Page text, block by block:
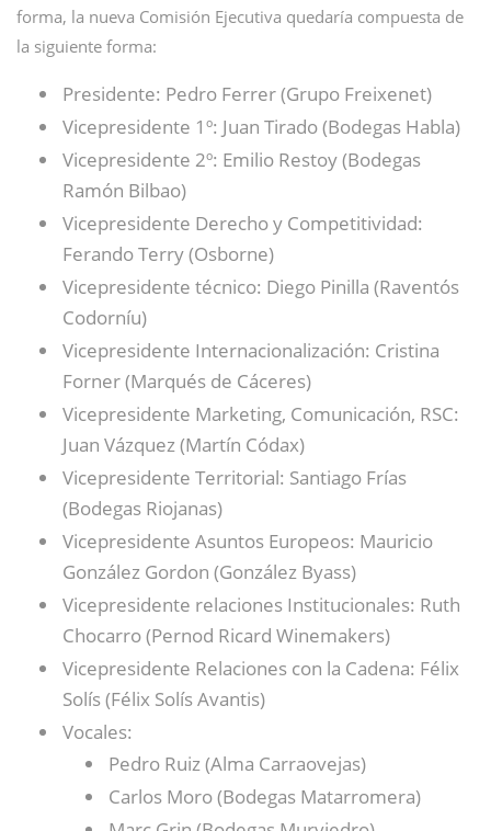
forma, la nueva Comisión Ejecutiva quedaría compuesta de
la siguiente forma:
Presidente: Pedro Ferrer (Grupo Freixenet)
Vicepresidente 1º: Juan Tirado (Bodegas Habla)
Vicepresidente 2º: Emilio Restoy (Bodegas
Ramón Bilbao)
Vicepresidente Derecho y Competitividad:
Ferando Terry (Osborne)
Vicepresidente técnico: Diego Pinilla (Raventós
Codorníu)
Vicepresidente Internacionalización: Cristina
Forner (Marqués de Cáceres)
Vicepresidente Marketing, Comunicación, RSC:
Juan Vázquez (Martín Códax)
Vicepresidente Territorial: Santiago Frías
(Bodegas Riojanas)
Vicepresidente Asuntos Europeos: Mauricio
González Gordon (González Byass)
Vicepresidente relaciones Institucionales: Ruth
Chocarro (Pernod Ricard Winemakers)
Vicepresidente Relaciones con la Cadena: Félix
Solís (Félix Solís Avantis)
Vocales:
Pedro Ruiz (Alma Carraovejas)
Carlos Moro (Bodegas Matarromera)